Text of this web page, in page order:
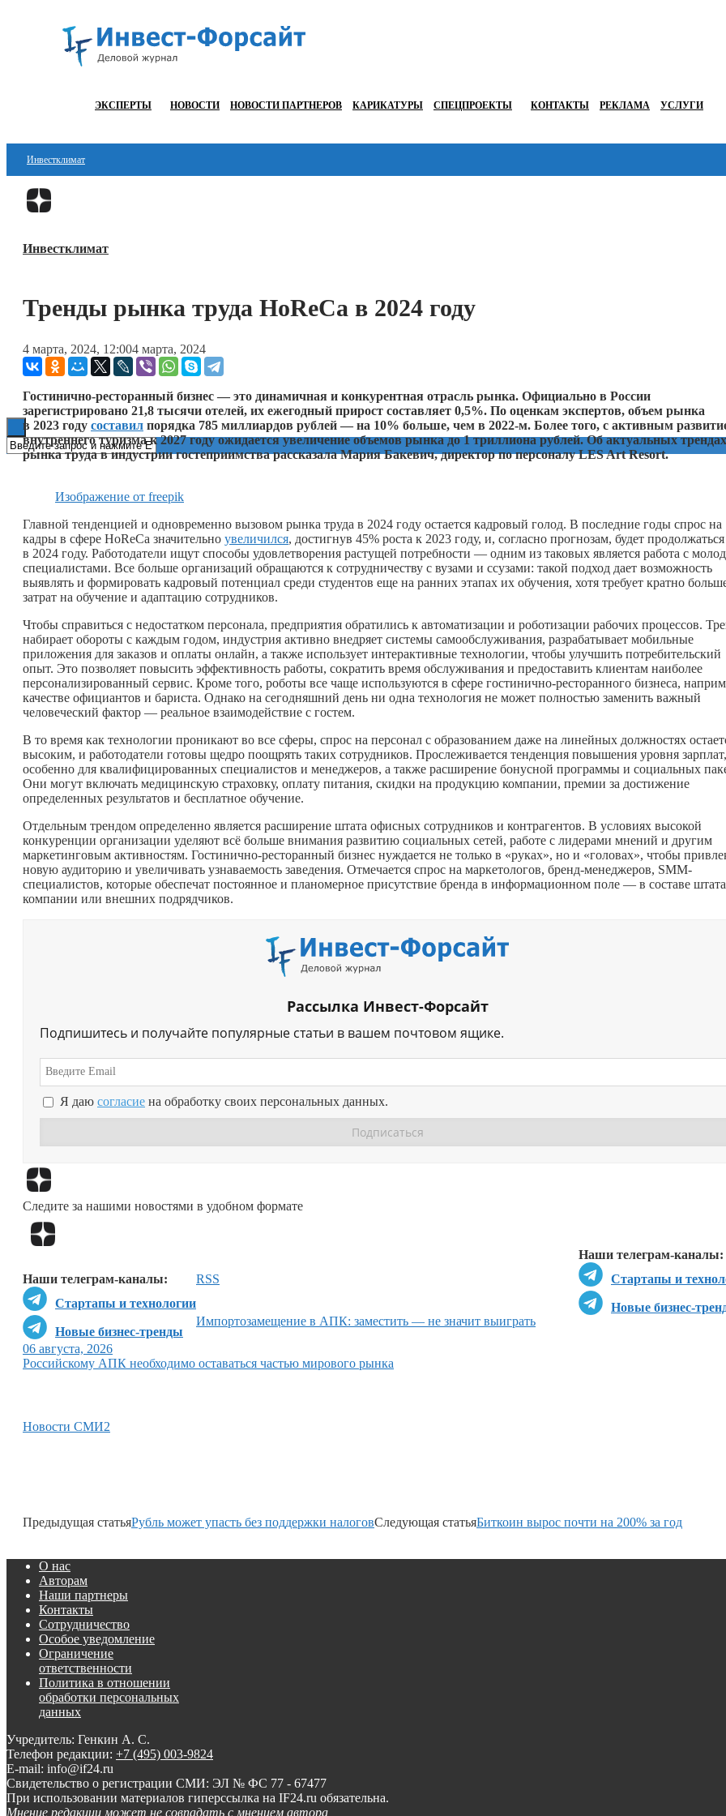
ЭКСПЕРТЫ НОВОСТИ НОВОСТИ ПАРТНЕРОВ КАРИКАТУРЫ СПЕЦПРОЕКТЫ КОНТАКТЫ РЕКЛАМА УСЛУГИ
Инвестклимат
Финансы
Блокчейн
Технологии
ESG
Инвестклимат
Тренды рынка труда HoReCa в 2024 году
4 марта, 2024, 12:004 марта, 2024
Гостинично-ресторанный бизнес — это динамичная и конкурентная отрасль рынка. Официально в России
зарегистрировано 21,8 тысячи отелей, их ежегодный прирост составляет 0,5%. По оценкам экспертов, объем рынка
в 2023 году составил порядка 785 миллиардов рублей — на 10% больше, чем в 2022-м. Более того, с активным
внутреннего туризма к 2027 году ожидается увеличение объемов рынка до 1 триллиона рублей. Об актуальных трендах
рынка труда в индустрии гостеприимства рассказала Мария Бакевич, директор по персоналу LES Art Resort.
Изображение от freepik
Главной тенденцией и одновременно вызовом рынка труда в 2024 году остается кадровый голод. В последние годы спрос на
кадры в сфере HoReCa значительно увеличился, достигнув 45% роста к 2023 году, и, согласно прогнозам, будет
в 2024 году. Работодатели ищут способы удовлетворения растущей потребности — одним из таковых является работа с
специалистами. Все больше организаций обращаются к сотрудничеству с вузами и ссузами: такой подход дает возможность
выявлять и формировать кадровый потенциал среди студентов еще на ранних этапах их обучения, хотя требует кратно
затрат на обучение и адаптацию сотрудников.
Чтобы справиться с недостатком персонала, предприятия обратились к автоматизации и роботизации рабочих процессов.
набирает обороты с каждым годом, индустрия активно внедряет системы самообслуживания, разрабатывает мобильные
приложения для заказов и оплаты онлайн, а также использует интерактивные технологии, чтобы улучшить потребительский
опыт. Это позволяет повысить эффективность работы, сократить время обслуживания и предоставить клиентам наиболее
персонализированный сервис. Кроме того, роботы все чаще используются в сфере гостинично-ресторанного бизнеса,
качестве официантов и бариста. Однако на сегодняшний день ни одна технология не может полностью заменить важный
человеческий фактор — реальное взаимодействие с гостем.
В то время как технологии проникают во все сферы, спрос на персонал с образованием даже на линейных должностях
высоким, и работодатели готовы щедро поощрять таких сотрудников. Прослеживается тенденция повышения уровня зарплат,
особенно для квалифицированных специалистов и менеджеров, а также расширение бонусной программы и социальных
Они могут включать медицинскую страховку, оплату питания, скидки на продукцию компании, премии за достижение
определенных результатов и бесплатное обучение.
Отдельным трендом определенно является расширение штата офисных сотрудников и контрагентов. В условиях высокой
конкуренции организации уделяют всё больше внимания развитию социальных сетей, работе с лидерами мнений и другим
маркетинговым активностям. Гостинично-ресторанный бизнес нуждается не только в «руках», но и «головах», чтобы
новую аудиторию и увеличивать узнаваемость заведения. Отмечается спрос на маркетологов, бренд-менеджеров, SMM-
специалистов, которые обеспечат постоянное и планомерное присутствие бренда в информационном поле — в составе штата
компании или внешних подрядчиков.
Рассылка Инвест-Форсайт
Подпишитесь и получайте популярные статьи в вашем почтовом ящике.
Я даю согласие на обработку своих персональных данных.
Следите за нашими новостями в удобном формате
Наши телеграм-каналы:
Стартапы и
Новые бизнес-
Наши телеграм-каналы:
Стартапы и технологии
Новые бизнес-тренды
RSS
Импортозамещение в АПК: заместить — не значит выиграть
06 августа, 2026
Российскому АПК необходимо оставаться частью мирового рынка
Новости СМИ2
Предыдущая статьяРубль может упасть без поддержки налоговСледующая статьяБиткоин вырос почти на 200% за год
О нас
Авторам
Наши партнеры
Контакты
Сотрудничество
Особое уведомление
Ограничение
ответственности
Политика в отношении
обработки персональных
данных
Учредитель: Генкин А. С.
Телефон редакции: +7 (495) 003-9824
E-mail: info@if24.ru
Свидетельство о регистрации СМИ: ЭЛ № ФС 77 - 67477
При использовании материалов гиперссылка на IF24.ru обязательна.
Мнение редакции может не совпадать с мнением автора